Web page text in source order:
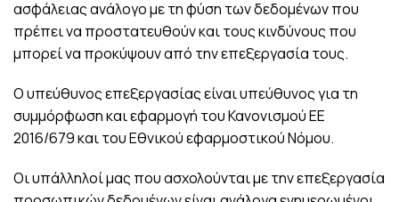
ασφάλειας ανάλογο με τη φύση των δεδομένων που
πρέπει να προστατευθούν και τους κινδύνους που
μπορεί να προκύψουν από την επεξεργασία τους.
Ο υπεύθυνος επεξεργασίας είναι υπεύθυνος για τη
συμμόρφωση και εφαρμογή του Κανονισμού ΕΕ
2016/679 και του Εθνικού εφαρμοστικού Νόμου.
Οι υπάλληλοί μας που ασχολούνται με την επεξεργασία